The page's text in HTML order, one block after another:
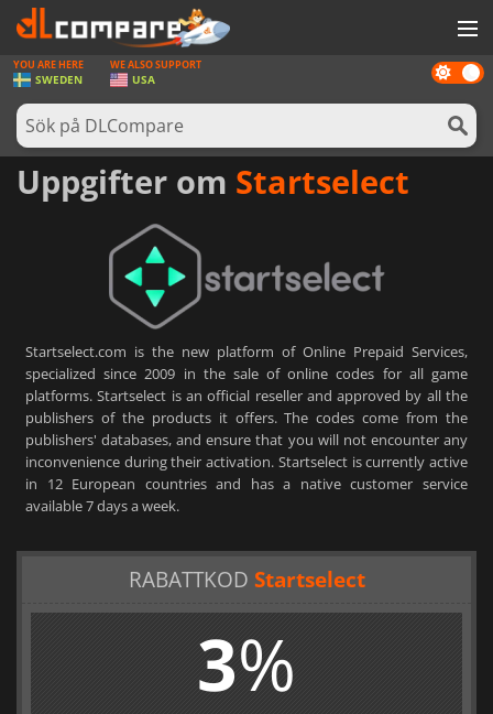
SPEL
SPELKORT
PROGRAMVARA
REWARDS
Dark
mode
YOU ARE HERE
SWEDEN
WE ALSO SUPPORT
USA
Uppgifter om Startselect
Startselect.com is the new platform of Online Prepaid Services,
specialized since 2009 in the sale of online codes for all game
platforms. Startselect is an official reseller and approved by all the
publishers of the products it offers. The codes come from the
publishers' databases, and ensure that you will not encounter any
inconvenience during their activation. Startselect is currently active
in 12 European countries and has a native customer service
available 7 days a week.
RABATTKOD Startselect
3%